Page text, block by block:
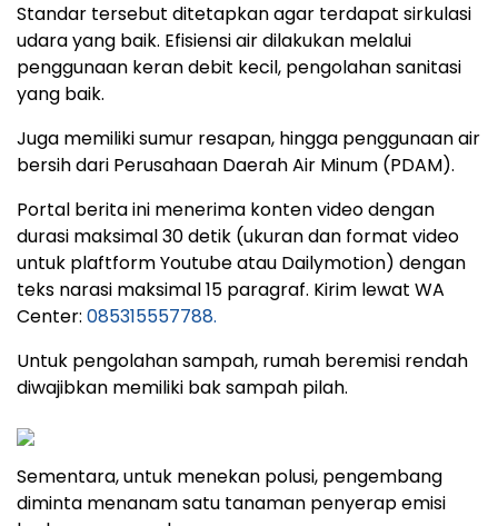
Standar tersebut ditetapkan agar terdapat sirkulasi
udara yang baik. Efisiensi air dilakukan melalui
penggunaan keran debit kecil, pengolahan sanitasi
yang baik.
Juga memiliki sumur resapan, hingga penggunaan air
bersih dari Perusahaan Daerah Air Minum (PDAM).
Portal berita ini menerima konten video dengan
durasi maksimal 30 detik (ukuran dan format video
untuk plaftform Youtube atau Dailymotion) dengan
teks narasi maksimal 15 paragraf. Kirim lewat WA
Center: 085315557788.
Untuk pengolahan sampah, rumah beremisi rendah
diwajibkan memiliki bak sampah pilah.
Sementara, untuk menekan polusi, pengembang
diminta menanam satu tanaman penyerap emisi